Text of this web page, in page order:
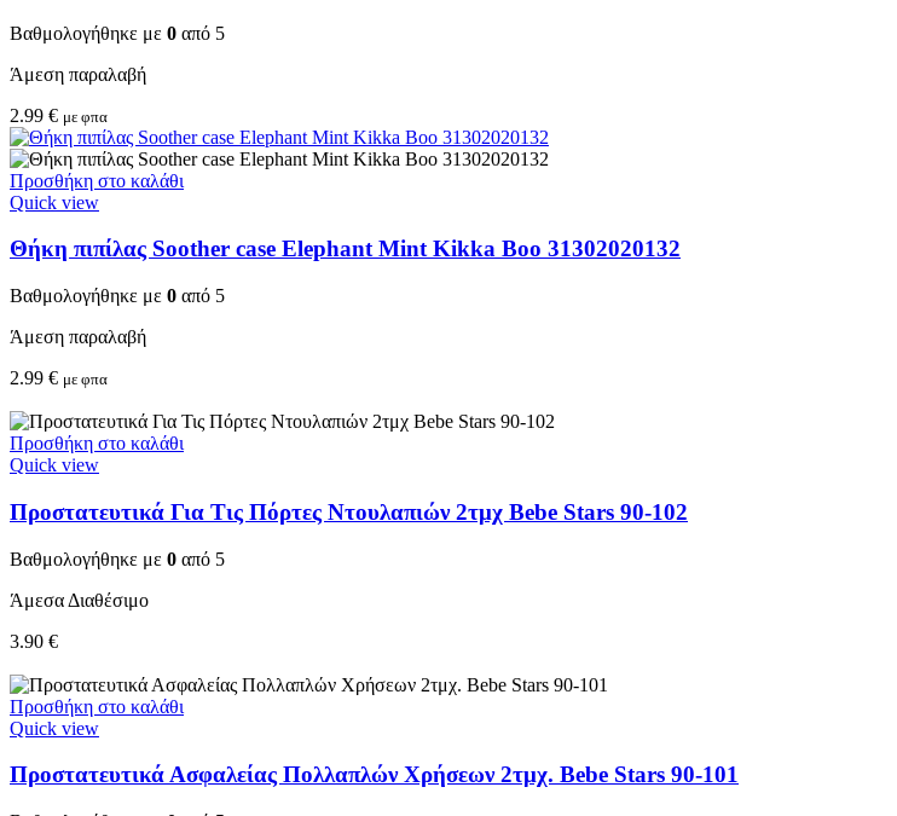
Βαθμολογήθηκε με 0 από 5
Άμεση παραλαβή
2.99 € με φπα
Προσθήκη στο καλάθι
Quick view
Θήκη πιπίλας Soother case Elephant Mint Kikka Boo 31302020132
Βαθμολογήθηκε με 0 από 5
Άμεση παραλαβή
2.99 € με φπα
Προσθήκη στο καλάθι
Quick view
Προστατευτικά Για Τις Πόρτες Ντουλαπιών 2τμχ Bebe Stars 90-102
Βαθμολογήθηκε με 0 από 5
Άμεσα Διαθέσιμο
3.90 €
Προσθήκη στο καλάθι
Quick view
Προστατευτικά Ασφαλείας Πολλαπλών Χρήσεων 2τμχ. Bebe Stars 90-101